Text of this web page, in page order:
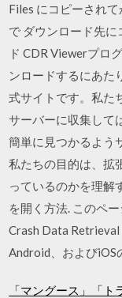
Files にコピーされ
で ダウンロード先
ド CDR Viewerプロ
ンロードするにあた
式サイトです。私た
サーバーに収集して
簡単に見つかるよう
私たちの目的は、拡
っているのかを理解
を開く方法. このペ
Crash Data Retrieval
Android、および
「マングース」「